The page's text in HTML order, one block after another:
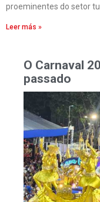
proeminentes do setor
Leer más »
O Carnaval
passado